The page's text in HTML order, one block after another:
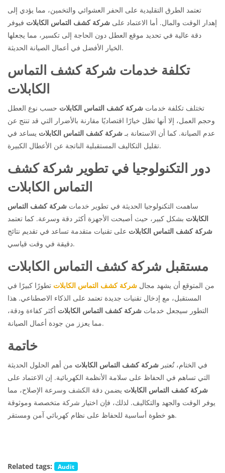
تعتمد الطرق التقليدية على الحفر العشوائي والتخمين، مما يؤدي إلى
إهدار الوقت والمال. أما الاعتماد على شركة كشف التماس الكابلات فيوفر
دقة عالية في تحديد موقع العطل دون الحاجة إلى تكسير، مما يجعلها
الخيار الأفضل في أعمال الصيانة الحديثة.
تكلفة خدمات شركة كشف التماس
الكابلات
تختلف تكلفة خدمات شركة كشف التماس الكابلات حسب نوع العطل
وحجم العمل، إلا أنها تظل خيارًا اقتصاديًا مقارنة بالأضرار التي قد تنتج عن
عدم الصيانة. كما أن الاستعانة بـ شركة كشف التماس الكابلات يساعد في
تقليل التكاليف المستقبلية الناتجة عن الأعطال الكبيرة.
دور التكنولوجيا في تطوير شركة كشف
التماس الكابلات
ساهمت التكنولوجيا الحديثة في تطوير خدمات شركة كشف التماس
الكابلات بشكل كبير، حيث أصبحت الأجهزة أكثر دقة وسرعة. كما تعتمد
شركة كشف التماس الكابلات على تقنيات متقدمة تساعد في تقديم نتائج
دقيقة في وقت قياسي.
مستقبل شركة كشف التماس الكابلات
من المتوقع أن يشهد مجال شركة كشف التماس الكابلات تطورًا كبيرًا في
المستقبل، مع إدخال تقنيات جديدة تعتمد على الذكاء الاصطناعي. هذا
التطور سيجعل خدمات شركة كشف التماس الكابلات أكثر كفاءة ودقة،
مما يعزز من جودة أعمال الصيانة.
خاتمة
في الختام، تُعتبر شركة كشف التماس الكابلات من أهم الحلول الحديثة
التي تساهم في الحفاظ على سلامة الأنظمة الكهربائية. إن الاعتماد على
شركة كشف التماس الكابلات يضمن دقة الكشف وسرعة الإصلاح، مما
يوفر الوقت والجهد والتكاليف. لذلك، فإن اختيار شركة متخصصة وموثوقة
هو خطوة أساسية للحفاظ على نظام كهربائي آمن ومستقر.
Related tags: Audit